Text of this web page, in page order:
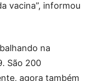
vacina”, informou
na
São 200
agora também